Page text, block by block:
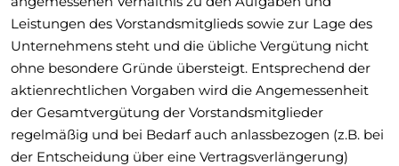
Leistungen des Vorstandsmitglieds sowie zur Lage des
Unternehmens steht und die übliche Vergütung nicht
ohne besondere Gründe übersteigt. Entsprechend der
aktienrechtlichen Vorgaben wird die Angemessenheit
der Gesamtvergütung der Vorstandsmitglieder
regelmäßig und bei Bedarf auch anlassbezogen (z.B. bei
der Entscheidung über eine Vertragsverlängerung)